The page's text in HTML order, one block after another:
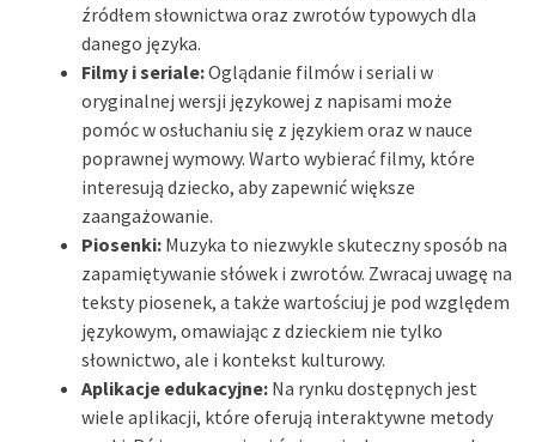
źródłem słownictwa oraz zwrotów typowych dla
danego języka.
Filmy i seriale:Oglądanie filmów i seriali w
oryginalnej wersji językowej z napisami może
pomóc w osłuchaniu się z językiem oraz w nauce
poprawnej wymowy. Warto wybierać filmy, które
interesują dziecko, aby zapewnić większe
zaangażowanie.
Piosenki: Muzyka to niezwykle skuteczny sposób na
zapamiętywanie słówek i zwrotów. Zwracaj uwagę na
teksty piosenek, a także wartościuj je pod względem
językowym, omawiając z dzieckiem nie tylko
słownictwo, ale i kontekst kulturowy.
Aplikacje edukacyjne: Na rynku dostępnych jest
wiele aplikacji, które oferują interaktywne metody